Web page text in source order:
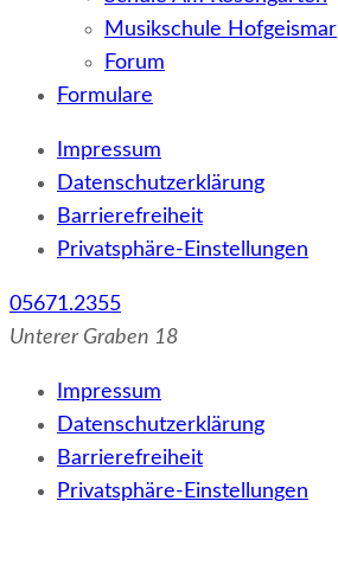
Musikschule Hofgeismar
Forum
Formulare
Impressum
Datenschutzerklärung
Barrierefreiheit
Privatsphäre-Einstellungen
05671.2355
Unterer Graben 18
Impressum
Datenschutzerklärung
Barrierefreiheit
Privatsphäre-Einstellungen